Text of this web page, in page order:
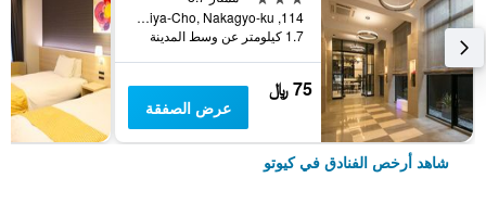
114, Nishikiomiya-Cho, Nakagyo-ku, كيوتو, اليابان
1.7 كيلومتر عن وسط المدينة
75 ﷼
عرض الصفقة
شاهد أرخص الفنادق في كيوتو